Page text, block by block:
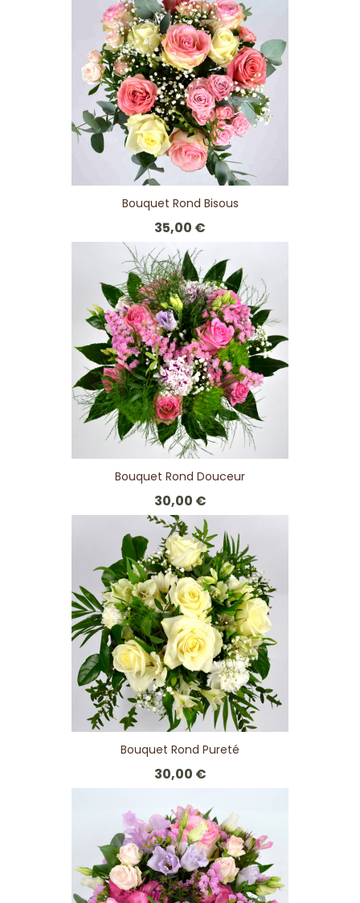
Bouquet Rond Bisous
35,00 €
Bouquet Rond Douceur
30,00 €
Bouquet Rond Pureté
30,00 €